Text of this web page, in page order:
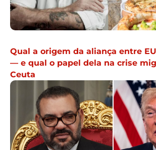
Qual a origem da aliança entre
— e qual o papel dela na crise
Ceuta